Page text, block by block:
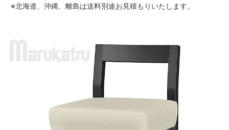
※北海道、沖縄、離島は送料別途お見積もりいたします。